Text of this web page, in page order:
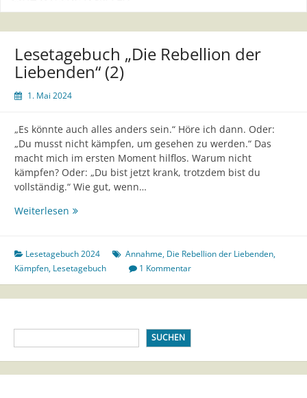
Lesetagebuch „Die Rebellion der
Liebenden“ (2)
1. Mai 2024
„Es könnte auch alles anders sein.“ Höre ich dann. Oder:
„Du musst nicht kämpfen, um gesehen zu werden.“ Das
macht mich im ersten Moment hilflos. Warum nicht
kämpfen? Oder: „Du bist jetzt krank, trotzdem bist du
vollständig.“ Wie gut, wenn…
Weiterlesen Lesetagebuch
der
Liebenden“
(2)
Lesetagebuch 2024 Annahme, Die Rebellion der Liebenden,
Kämpfen, Lesetagebuch 1 Kommentar
SUCHEN